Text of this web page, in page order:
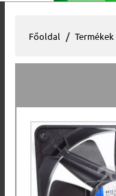
Főoldal Termékek